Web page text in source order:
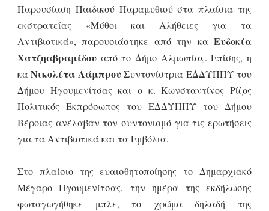
Παρουσίαση Παιδικού Παραμυθιού στα πλαίσια της
εκστρατείας «Μύθοι και Αλήθειες για τα
Αντιβιοτικά», παρουσιάστηκε από την καΕυδοκία
Χατζηαβραμίδουαπό το Δήμο Αλμωπίας. Επίσης, η
καΝικολέτα ΛάμπρουΣυντονίστρια ΕΔΔΥΠΠΥ του
Δήμου Ηγουμενίτσας και ο κ. Κωνσταντίνος Ρίζος
Πολιτικός Εκπρόσωπος του ΕΔΔΥΠΠΥ του Δήμου
Βέροιας ανέλαβαν τον συντονισμό για τις ερωτήσεις
για τα Αντιβιοτικά και τα Εμβόλια.
Στο πλαίσιο της ευαισθητοποίησης το Δημαρχιακό
Μέγαρο Ηγουμενίτσας, την ημέρα της εκδήλωσης
φωταγωγήθηκε μπλε, το χρώμα δηλαδή της